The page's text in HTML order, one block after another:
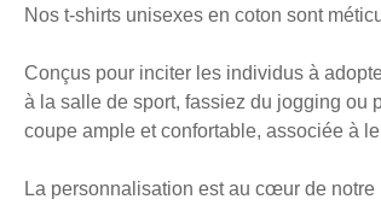
Nos t-shirts unisexes en coton sont
Conçus pour inciter les individus à
à la salle de sport, fassiez du jogging ou
coupe ample et confortable, associée à
La personnalisation est au cœur de